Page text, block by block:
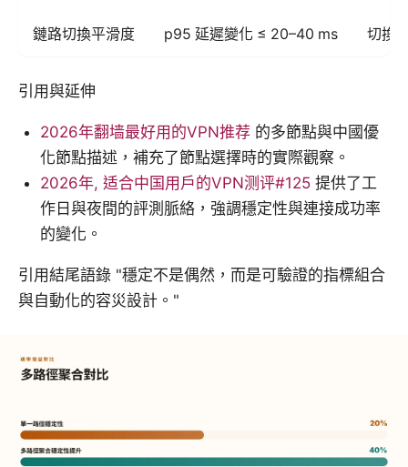
鏈路切換平滑度 p95 延遲變化 ≤ 20–40 ms 切換
引用與延伸
2026年翻墙最好用的VPN推荐 的多節點與中國優
化節點描述，補充了節點選擇時的實際觀察。
2026年, 适合中国用户的VPN测评#125 提供了工
作日與夜間的評測脈絡，強調穩定性與連接成功率
的變化。
引用結尾語錄 "穩定不是偶然，而是可驗證的指標組合
與自動化的容災設計。"